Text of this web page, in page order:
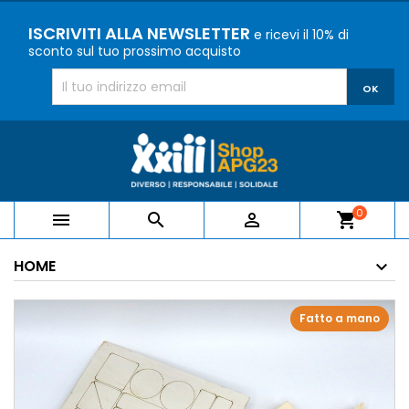
ISCRIVITI ALLA NEWSLETTER e ricevi il 10% di
sconto sul tuo prossimo acquisto
   shopping_cart0
HOME
Fatto a mano